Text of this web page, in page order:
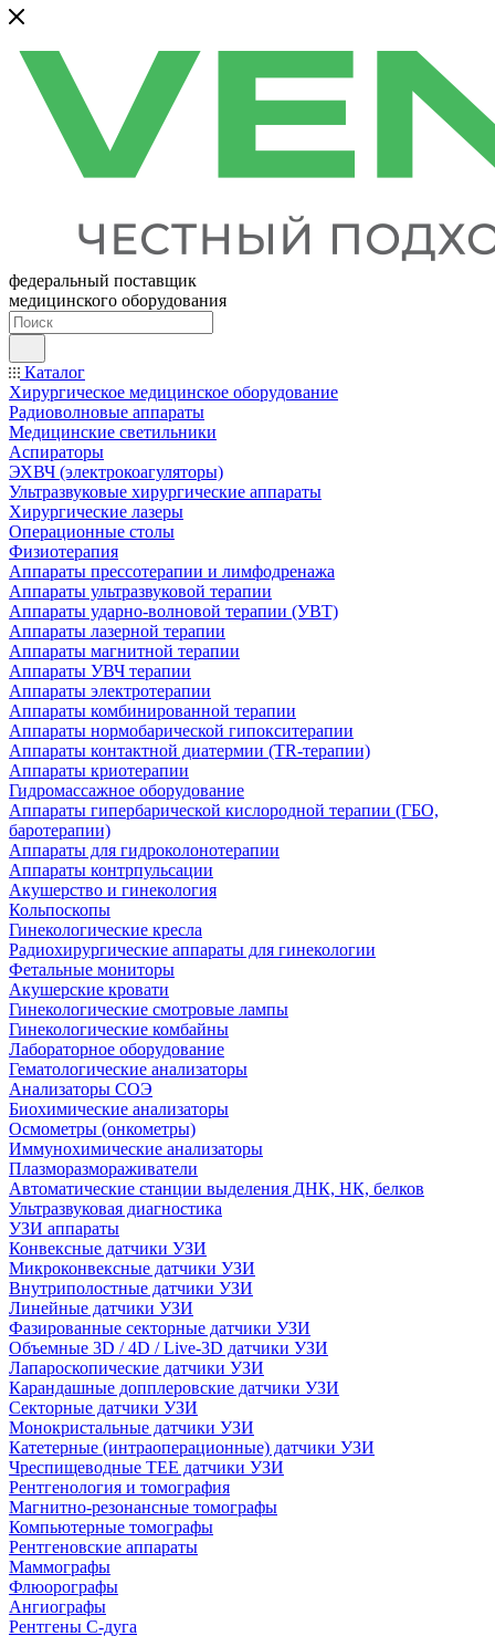
федеральный поставщик
медицинского оборудования
Каталог
Хирургическое медицинское оборудование
Радиоволновые аппараты
Медицинские светильники
Аспираторы
ЭХВЧ (электрокоагуляторы)
Ультразвуковые хирургические аппараты
Хирургические лазеры
Операционные столы
Физиотерапия
Аппараты прессотерапии и лимфодренажа
Аппараты ультразвуковой терапии
Аппараты ударно-волновой терапии (УВТ)
Аппараты лазерной терапии
Аппараты магнитной терапии
Аппараты УВЧ терапии
Аппараты электротерапии
Аппараты комбинированной терапии
Аппараты нормобарической гипокситерапии
Аппараты контактной диатермии (TR-терапии)
Аппараты криотерапии
Гидромассажное оборудование
Аппараты гипербарической кислородной терапии (ГБО,
баротерапии)
Аппараты для гидроколонотерапии
Аппараты контрпульсации
Акушерство и гинекология
Кольпоскопы
Гинекологические кресла
Радиохирургические аппараты для гинекологии
Фетальные мониторы
Акушерские кровати
Гинекологические смотровые лампы
Гинекологические комбайны
Лабораторное оборудование
Гематологические анализаторы
Анализаторы СОЭ
Биохимические анализаторы
Осмометры (онкометры)
Иммунохимические анализаторы
Плазморазмораживатели
Автоматические станции выделения ДНК, НК, белков
Ультразвуковая диагностика
УЗИ аппараты
Конвексные датчики УЗИ
Микроконвексные датчики УЗИ
Внутриполостные датчики УЗИ
Линейные датчики УЗИ
Фазированные секторные датчики УЗИ
Объемные 3D / 4D / Live-3D датчики УЗИ
Лапароскопические датчики УЗИ
Карандашные допплеровские датчики УЗИ
Секторные датчики УЗИ
Монокристальные датчики УЗИ
Катетерные (интраоперационные) датчики УЗИ
Чреспищеводные TEE датчики УЗИ
Рентгенология и томография
Магнитно-резонансные томографы
Компьютерные томографы
Рентгеновские аппараты
Маммографы
Флюорографы
Ангиографы
Рентгены С-дуга